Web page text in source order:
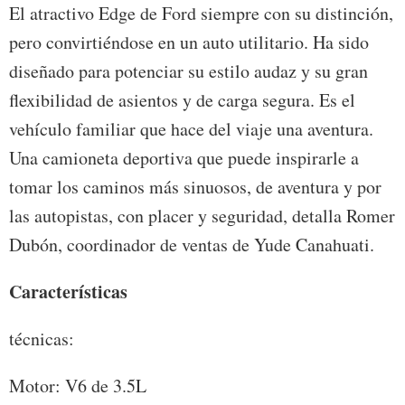
El atractivo Edge de Ford siempre con su distinción,
pero convirtiéndose en un auto utilitario. Ha sido
diseñado para potenciar su estilo audaz y su gran
flexibilidad de asientos y de carga segura. Es el
vehículo familiar que hace del viaje una aventura.
Una camioneta deportiva que puede inspirarle a
tomar los caminos más sinuosos, de aventura y por
las autopistas, con placer y seguridad, detalla Romer
Dubón, coordinador de ventas de Yude Canahuati.
Características
técnicas:
Motor: V6 de 3.5L